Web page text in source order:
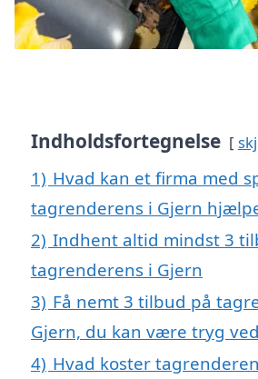
Indholdsfortegnelse
1) Hvad kan et firma med
tagrenderens i Gjern
2) Indhent altid mindst 3
tagrenderens i Gjern
3) Få nemt 3 tilbud på
Gjern, du kan være tryg ved
4) Hvad koster